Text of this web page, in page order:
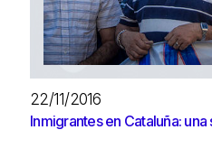
22/11/2016
Inmigrantes en Cataluña: